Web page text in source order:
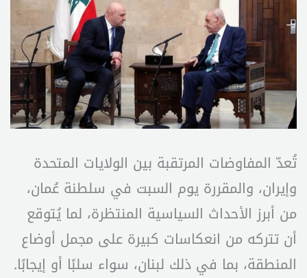
تُعدّ المفاوضات المرتقبة بين الولايات المتحدة
وإيران، والمقررة يوم السبت في سلطنة عُمان،
من أبرز الأحداث السياسية المنتظرة، لما يُتوقع
أن تتركه من انعكاسات كبيرة على مجمل أوضاع
المنطقة، بما في ذلك لبنان، سواء سلبًا أو إيجابًا.